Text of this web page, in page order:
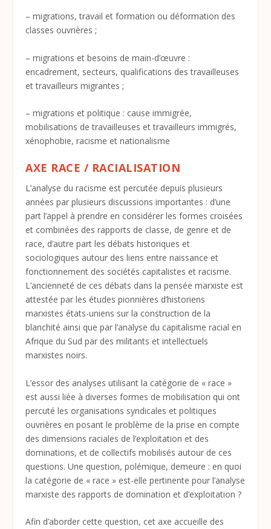
– migrations, travail et formation ou déformation des
classes ouvrières ;
– migrations et besoins de main-d’œuvre :
encadrement, secteurs, qualifications des travailleuses
et travailleurs migrantes ;
– migrations et politique : cause immigrée,
mobilisations de travailleuses et travailleurs immigrés,
xénophobie, racisme et nationalisme
AXE RACE / RACIALISATION
L’analyse du racisme est percutée depuis plusieurs
années par plusieurs discussions importantes : d’une
part l’appel à prendre en considérer les formes croisées
et combinées des rapports de classe, de genre et de
race, d’autre part les débats historiques et
sociologiques autour des liens entre naissance et
fonctionnement des sociétés capitalistes et racisme.
L’ancienneté de ces débats dans la pensée marxiste est
attestée par les études pionnières d’historiens
marxistes états-uniens sur la construction de la
blanchité ainsi que par l’analyse du capitalisme racial en
Afrique du Sud par des militants et intellectuels
marxistes noirs.
L’essor des analyses utilisant la catégorie de « race »
est aussi liée à diverses formes de mobilisation qui ont
percuté les organisations syndicales et politiques
ouvrières en posant le problème de la prise en compte
des dimensions raciales de l’exploitation et des
dominations, et de collectifs mobilisés autour de ces
questions. Une question, polémique, demeure : en quoi
la catégorie de « race » est-elle pertinente pour l’analyse
marxiste des rapports de domination et d’exploitation ?
Afin d’aborder cette question, cet axe accueille des